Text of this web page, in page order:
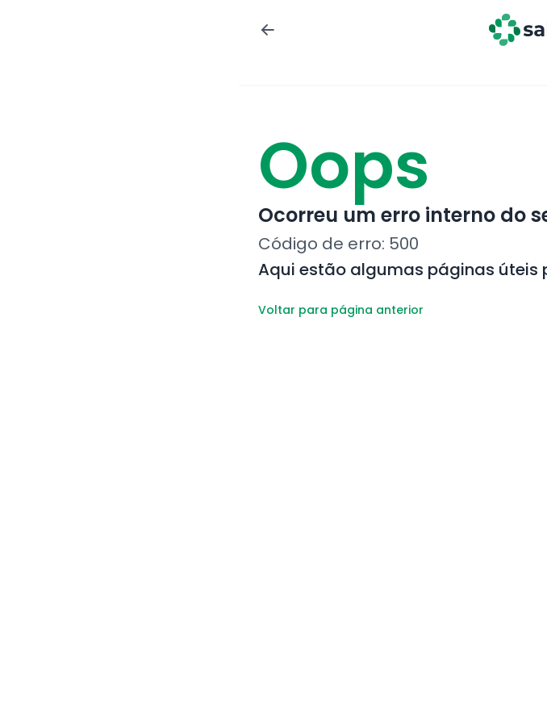
Oops
Ocorreu um erro interno do
Código de erro: 500
Aqui estão algumas páginas úteis
Voltar para página anterior